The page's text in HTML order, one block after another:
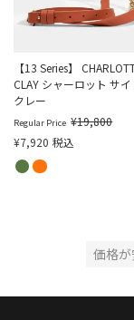
【13 Series】
CLAY シャーロット サ
クレー
Regular Price ¥19,800
¥7,920 税込
価格